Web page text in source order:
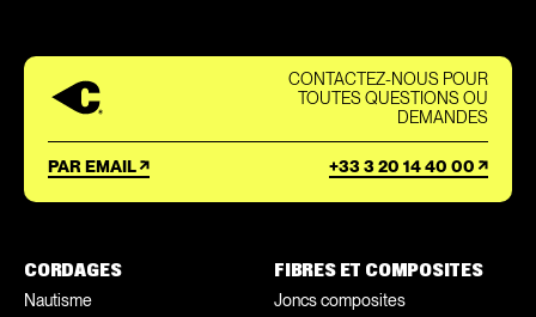
CONTACTEZ-NOUS POUR
TOUTES QUESTIONS OU
DEMANDES
PAR EMAIL +33 3 20 14 40 00
CORDAGES
Nautisme
FIBRES ET COMPOSITES
Joncs composites